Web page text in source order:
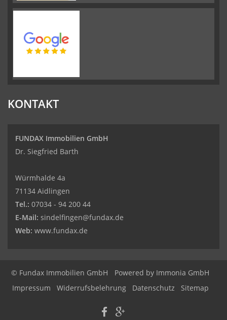
KONTAKT
FUNDAX Immobilien GmbH
Dr. Siegfried Barth
Würmhalde 4a
71134 Aidlingen
Tel.: 07034 - 94 200 44
E-Mail: sindelfingen@fundax.de
Web: www.fundax.de
© Fundax Immobilien GmbH Powered by Immonia GmbH
Impressum
Widerrufsbelehrung Datenschutz Sitemap